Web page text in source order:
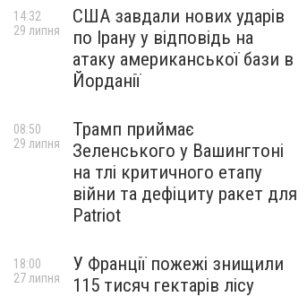
США завдали нових ударів
по Ірану у відповідь на
атаку американської бази в
Йорданії
14:32
29 липня
Трамп приймає
Зеленського у Вашингтоні
на тлі критичного етапу
війни та дефіциту ракет для
Patriot
08:50
29 липня
У Франції пожежі знищили
115 тисяч гектарів лісу
18:00
27 липня